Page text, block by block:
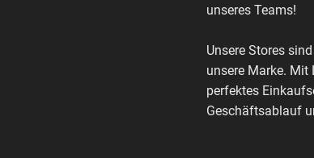
unseres Teams!
Unsere Stores
unsere Marke.
perfektes
Geschäftsablauf